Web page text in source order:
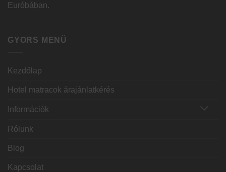
Euróbában.
GYORS MENÜ
Kezdőlap
Hotel matracok árajánlatkérés
Információk
Rólunk
Blog
Kapcsolat